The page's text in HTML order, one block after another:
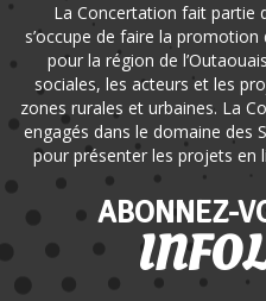
La Concertation fait partie
s’occupe de faire la promotion
pour la région de
sociales, les acteurs et les
zones rurales et urbaines. La
engagés dans le domaine des
pour présenter les projets en
ABONNEZ-